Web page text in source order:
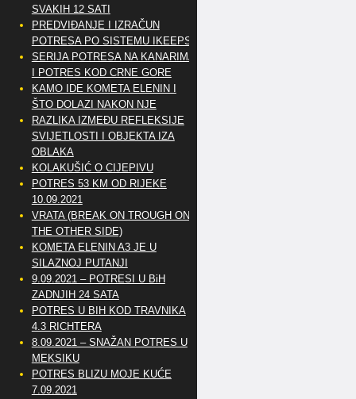
SVAKIH 12 SATI
PREDVIĐANJE I IZRAČUN
POTRESA PO SISTEMU IKEEPS
SERIJA POTRESA NA KANARIMA
I POTRES KOD CRNE GORE
KAMO IDE KOMETA ELENIN I
ŠTO DOLAZI NAKON NJE
RAZLIKA IZMEĐU REFLEKSIJE
SVIJETLOSTI I OBJEKTA IZA
OBLAKA
KOLAKUŠIĆ O CIJEPIVU
POTRES 53 KM OD RIJEKE
10.09.2021
VRATA (BREAK ON TROUGH ON
THE OTHER SIDE)
KOMETA ELENIN A3 JE U
SILAZNOJ PUTANJI
9.09.2021 – POTRESI U BiH
ZADNJIH 24 SATA
POTRES U BIH KOD TRAVNIKA
4.3 RICHTERA
8.09.2021 – SNAŽAN POTRES U
MEKSIKU
POTRES BLIZU MOJE KUĆE
7.09.2021